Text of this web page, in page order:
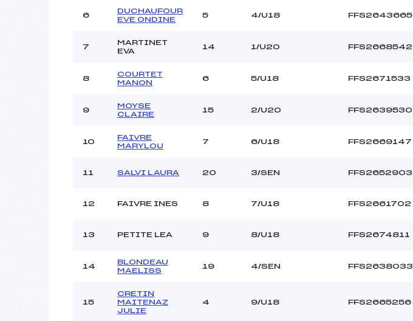
6
DUCHAUFOUR
EVE ONDINE
5 4/U18 FFS2643665
7
MARTINET
EVA
14 1/U20 FFS2668542
8
COURTET
MANON
6 5/U18 FFS2671533
9
MOYSE
CLAIRE
15 2/U20 FFS2639530
10
FAIVRE
MARYLOU
7 6/U18 FFS2669147
11 SALVI LAURA 20 3/SEN FFS2652903
12 FAIVRE INES 8 7/U18 FFS2661702
13 PETITE LEA 9 8/U18 FFS2674811
14
BLONDEAU
MAELISS
19 4/SEN FFS2638033
15
CRETIN
MAITENAZ
JULIE
4 9/U18 FFS2665256